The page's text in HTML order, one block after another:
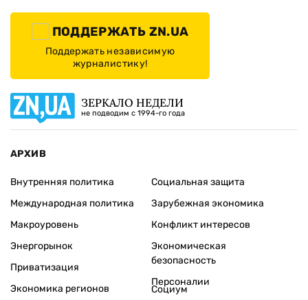
ПОДДЕРЖАТЬ ZN.UA
Поддержать независимую
журналистику!
ЗЕРКАЛО НЕДЕЛИ
не подводим с 1994-го года
АРХИВ
Внутренняя политика
Международная политика
Макроуровень
Энергорынок
Приватизация
Экономика регионов
Социальная защита
Зарубежная экономика
Конфликт интересов
Экономическая
безопасность
Персоналии
Социум